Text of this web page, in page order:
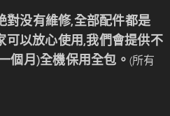
對没有維修,全部配件都是
可以放心使用,我們會提供不
個月)全機保用全包。 (所有